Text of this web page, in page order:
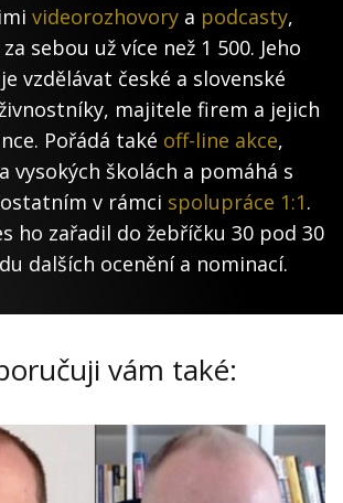
videorozhovorya podcasty,
sebou už více než 1 500. Jeho
vzdělávat české a slovenské
majitele firem a jejich
Pořádá také off-line akce,
vysokých školách a pomáhá s
v rámci spolupráce 1:1.
ho zařadil do žebříčku 30 pod 30
dalších ocenění a nominací.
vám také: